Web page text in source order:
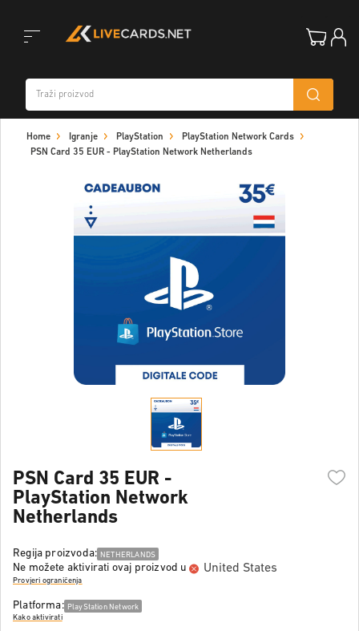
navigation
Home Igranje PlayStation
PlayStation Network Cards
PSN Card 35 EUR - PlayStation Network Netherlands
PSN Card 35 EUR -
PlayStation Network
Netherlands
Regija proizvoda: NETHERLANDS
Ne možete aktivirati ovaj proizvod u United States
Provjeri ograničenja
Platforma: PlayStation Network
Kako aktivirati